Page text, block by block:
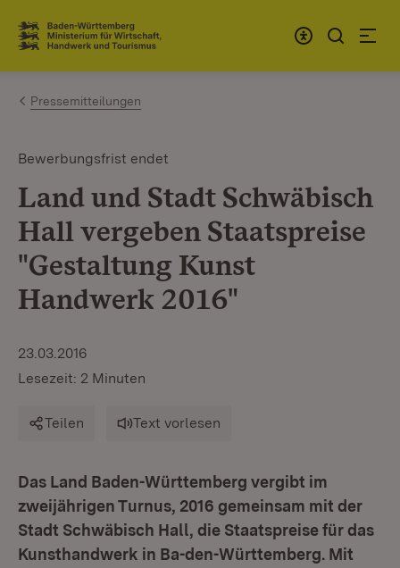
Zum Inhalt springen
Link zur Startseite
Pressemitteilungen
Bewerbungsfrist endet
Land und Stadt Schwäbisch
Hall vergeben Staatspreise
"Gestaltung Kunst
Handwerk 2016"
23.03.2016
Lesezeit: 2 Minuten
Teilen Text vorlesen
Das Land Baden-Württemberg vergibt im
zweijährigen Turnus, 2016 gemeinsam mit der
Stadt Schwäbisch Hall, die Staatspreise für das
Kunsthandwerk in Ba-den-Württemberg. Mit